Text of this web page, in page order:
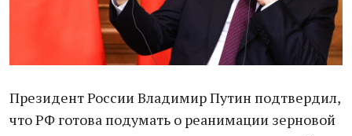
Президент России Владимир Путин подтвердил,
что РФ готова подумать о реанимации зерновой